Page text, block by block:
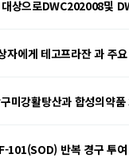
상으로DWC202008및
자에게 테고프라잔 과 주
구미강활탕산과 합성
101(SOD) 반복 경구 투